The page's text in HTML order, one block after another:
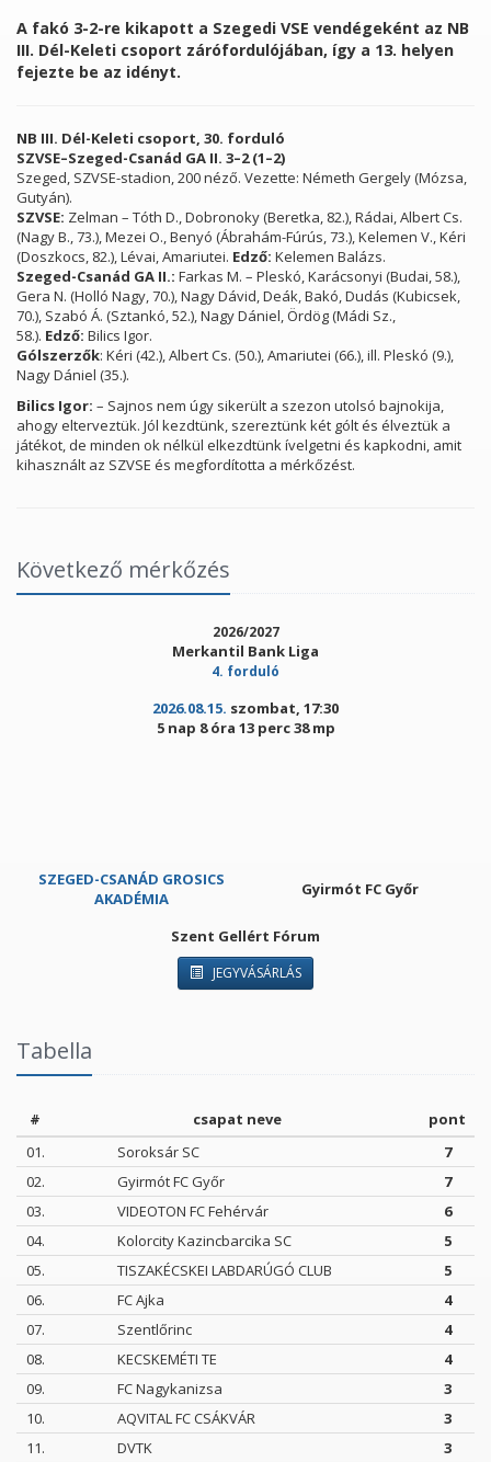
A fakó 3-2-re kikapott a Szegedi VSE vendégeként az NB
III. Dél-Keleti csoport zárófordulójában, így a 13. helyen
fejezte be az idényt.
NB III. Dél-Keleti csoport, 30. forduló
SZVSE–Szeged-Csanád GA II. 3–2 (1–2)
Szeged, SZVSE-stadion, 200 néző. Vezette: Németh Gergely (Mózsa,
Gutyán).
SZVSE: Zelman – Tóth D., Dobronoky (Beretka, 82.), Rádai, Albert Cs.
(Nagy B., 73.), Mezei O., Benyó (Ábrahám-Fúrús, 73.), Kelemen V., Kéri
(Doszkocs, 82.), Lévai, Amariutei. Edző: Kelemen Balázs.
Szeged-Csanád GA II.: Farkas M. – Pleskó, Karácsonyi (Budai, 58.),
Gera N. (Holló Nagy, 70.), Nagy Dávid, Deák, Bakó, Dudás (Kubicsek,
70.), Szabó Á. (Sztankó, 52.), Nagy Dániel, Ördög (Mádi Sz.,
58.). Edző: Bilics Igor.
Gólszerzők: Kéri (42.), Albert Cs. (50.), Amariutei (66.), ill. Pleskó (9.),
Nagy Dániel (35.).
Bilics Igor: – Sajnos nem úgy sikerült a szezon utolsó bajnokija,
ahogy elterveztük. Jól kezdtünk, szereztünk két gólt és élveztük a
játékot, de minden ok nélkül elkezdtünk ívelgetni és kapkodni, amit
kihasznált az SZVSE és megfordította a mérkőzést.
Következő mérkőzés
2026/2027
Merkantil Bank Liga
4. forduló
2026.08.15. szombat, 17:30
5 nap 8 óra 13 perc 38 mp
SZEGED-CSANÁD GROSICS
AKADÉMIA
Gyirmót FC Győr
Szent Gellért Fórum
JEGYVÁSÁRLÁS
Tabella
# csapat neve
pont
01.
Soroksár SC
7
02.
Gyirmót FC Győr
7
03.
VIDEOTON FC Fehérvár
6
04.
Kolorcity Kazincbarcika SC
5
05.
TISZAKÉCSKEI LABDARÚGÓ CLUB
5
06.
FC Ajka
4
07.
Szentlőrinc
4
08.
KECSKEMÉTI TE
4
09.
FC Nagykanizsa
3
10.
AQVITAL FC CSÁKVÁR
3
11.
DVTK
3